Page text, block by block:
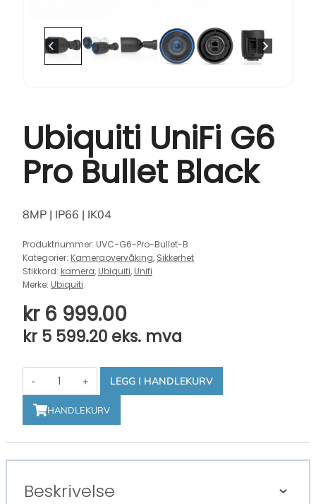
Ubiquiti UniFi G6
Pro Bullet Black
8MP | IP66 | IK04
Produktnummer: UVC-G6-Pro-Bullet-B
Kategorier: Kameraovervåking, Sikkerhet
Stikkord: kamera, Ubiquiti, Unifi
Merke: Ubiquiti
kr6 999.00
kr 5 599.20 eks. mva
Ubiquiti
UniFi
G6
Pro
Bullet
Black
antall
LEGG I HANDLEKURV
HANDLEKURV
Beskrivelse